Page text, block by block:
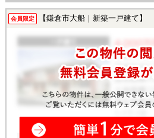
会員限定 【鎌倉市大船｜新築一戸建て】